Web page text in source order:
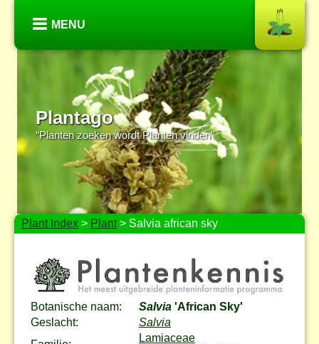
MENU
Plantago
“Planten zoeken wordt Planten vinden”
Plant Index > Plant> Salvia african sky
Botanische naam: Salvia 'African Sky'
Geslacht:
Salvia
Lamiaceae